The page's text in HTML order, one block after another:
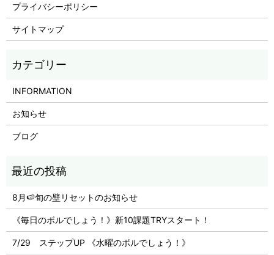
プライバシーポリシー
サイトマップ
INFORMATION
お知らせ
ブログ
8月🍉旬の壁リセットのお知らせ
《毎日のボルでしょう！》新10課題TRYスタート！
7/29 ステップUP 《水曜のボルでしょう！》